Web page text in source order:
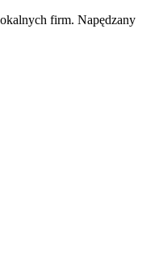
firm. Napędzany